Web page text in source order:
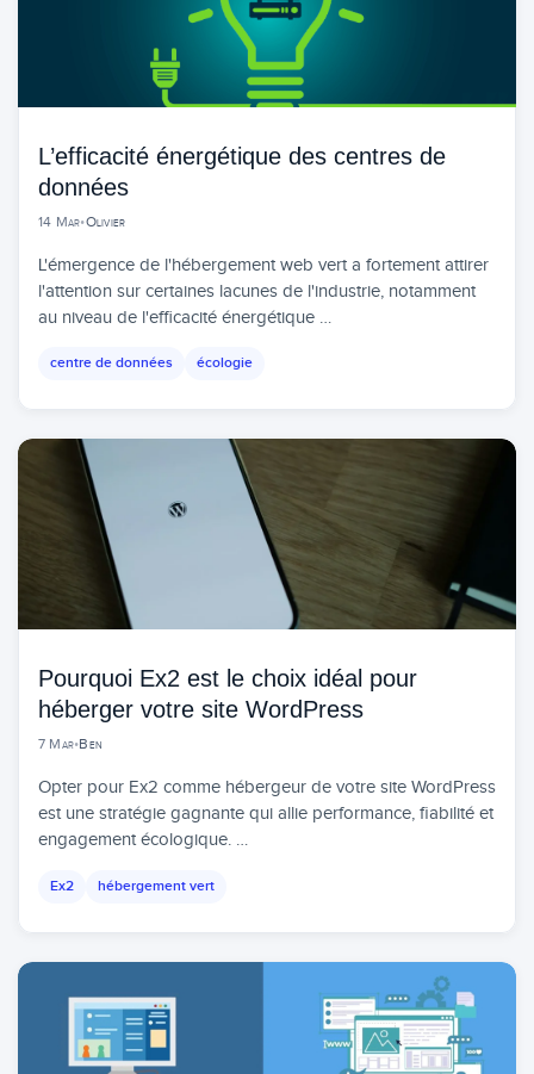
L’efficacité énergétique des centres de
données
14 Mar•Olivier
L'émergence de l'hébergement web vert a fortement attirer
l'attention sur certaines lacunes de l'industrie, notamment
au niveau de l'efficacité énergétique …
centre de données écologie
Pourquoi Ex2 est le choix idéal pour
héberger votre site WordPress
7 Mar•Ben
Opter pour Ex2 comme hébergeur de votre site WordPress
est une stratégie gagnante qui allie performance, fiabilité et
engagement écologique. …
Ex2 hébergement vert